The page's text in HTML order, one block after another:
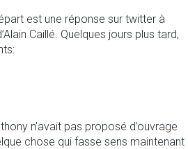
est une réponse sur twitter à
Caillé. Quelques jours plus tard,
n’avait pas proposé d’ouvrage
chose qui fasse sens maintenant